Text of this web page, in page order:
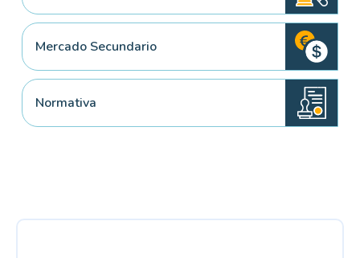
Mercado Secundario
Normativa